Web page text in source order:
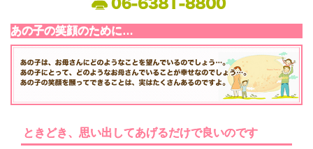
あの子の笑顔のために…
ときどき、思い出してあげるだけで良いのです